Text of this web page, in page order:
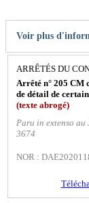
Voir plus
ARRÊTÉS DU
Arrêté n° 205
de détail de
(texte abrogé)
Paru in extenso
3674
NOR :